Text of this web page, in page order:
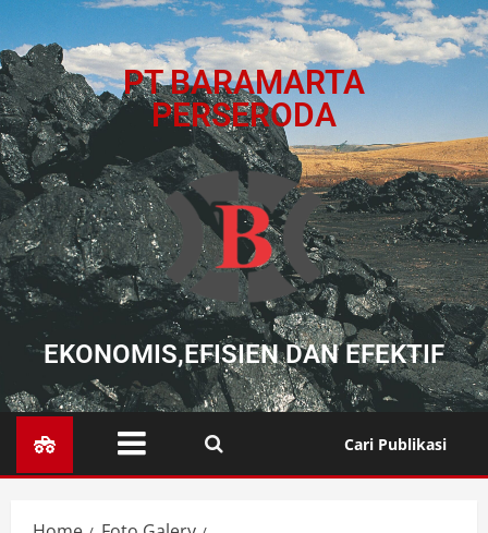
PT BARAMARTA
PERSERODA
EKONOMIS,EFISIEN DAN EFEKTIF
Cari Publikasi